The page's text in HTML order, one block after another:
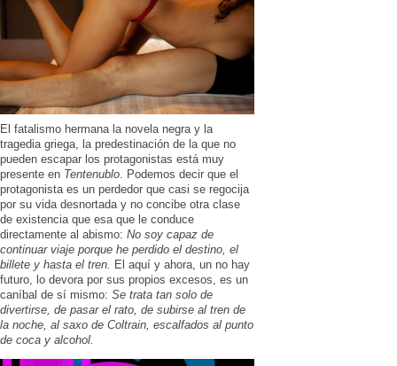
El fatalismo hermana la novela negra y la
tragedia griega, la predestinación de la que no
pueden escapar los protagonistas está muy
presente en Tentenublo. Podemos decir que el
protagonista es un perdedor que casi se regocija
por su vida desnortada y no concibe otra clase
de existencia que esa que le conduce
directamente al abismo: No soy capaz de
continuar viaje porque he perdido el destino, el
billete y hasta el tren. El aquí y ahora, un no hay
futuro, lo devora por sus propios excesos, es un
caníbal de sí mismo: Se trata tan solo de
divertirse, de pasar el rato, de subirse al tren de
la noche, al saxo de Coltrain, escalfados al punto
de coca y alcohol.